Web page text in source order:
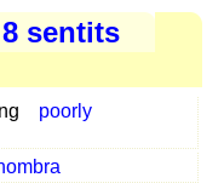
sentits
poorly